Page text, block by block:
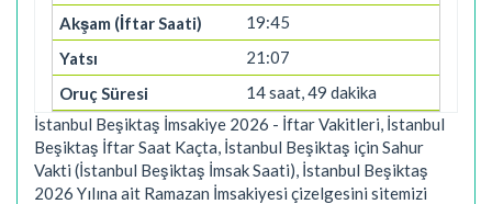
19:45
21:07
14 saat, 49 dakika
İstanbul Beşiktaş İmsakiye 2026 - İftar Vakitleri, İstanbul
Beşiktaş İftar Saat Kaçta, İstanbul Beşiktaş için Sahur
Vakti (İstanbul Beşiktaş İmsak Saati), İstanbul Beşiktaş
2026 Yılına ait Ramazan İmsakiyesi çizelgesini sitemizi